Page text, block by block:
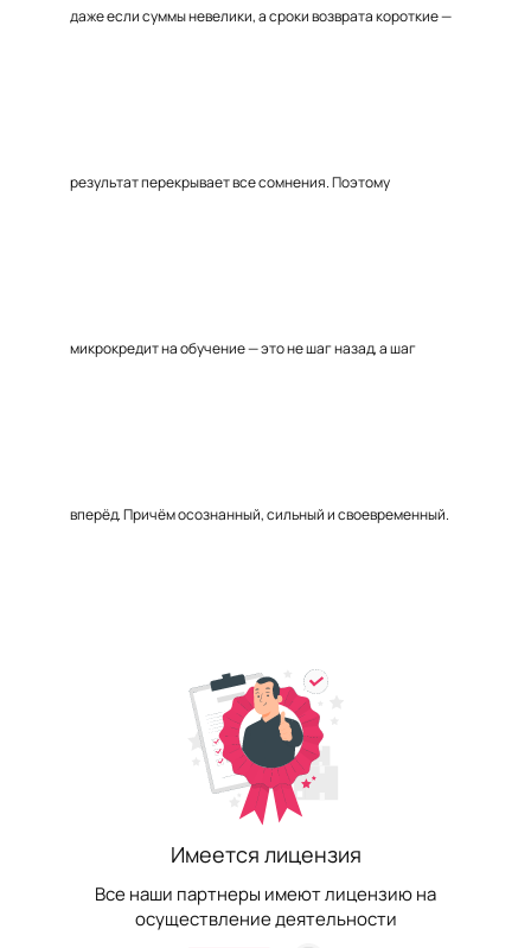
даже если суммы невелики, а сроки возврата короткие —
результат перекрывает все сомнения. Поэтому
микрокредит на обучение — это не шаг назад, а шаг
вперёд. Причём осознанный, сильный и своевременный.
Имеется лицензия
Все наши партнеры имеют лицензию на
осуществление деятельности